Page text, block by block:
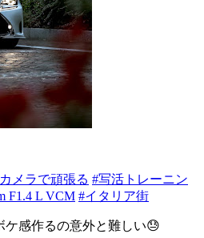
メラで頑張る #写活トレーニン
F1.4 L VCM #イタリア街
感作るの意外と難しい😓